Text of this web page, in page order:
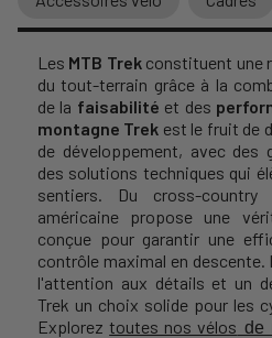
Les MTB Trekconstituent une
du tout-terrain grâce à la
de la faisabilité et des
montagne Trek est le fruit de
de développement, avec des
des solutions techniques qui
sentiers. Du cross-
américaine propose une
conçue pour garantir une
contrôle maximal en
l'attention aux détails et un
Trek un choix solide pour les
Exploreztoutes nos vélos de